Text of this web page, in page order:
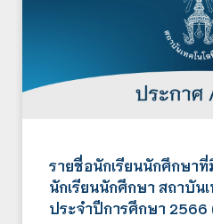
รายชื่อนักเรียนนักศึกษา
นักเรียนนักศึกษา สถาบัน
ประจำปีการศึกษา 2566